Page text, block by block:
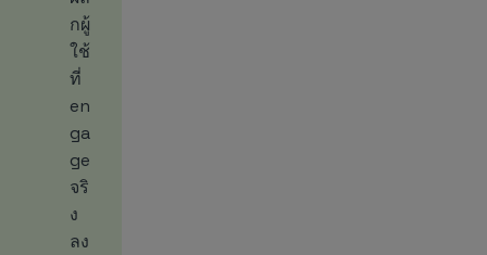
กผู้
ใช้
ที่
en
ga
ge
จริ
ง
ลง